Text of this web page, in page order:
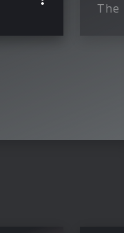
The